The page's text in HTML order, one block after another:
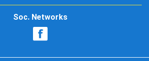
Soc. Networks